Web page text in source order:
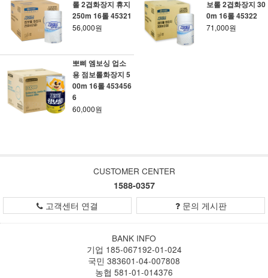
롤 2겹화장지 휴지
250m 16롤 45321
56,000원
보롤 2겹화장지 30
0m 16롤 45322
71,000원
뽀삐 엠보싱 업소
용 점보롤화장지 5
00m 16롤 453456
6
60,000원
CUSTOMER CENTER
1588-0357
고객센터 연결
문의 게시판
BANK INFO
기업 185-067192-01-024
국민 383601-04-007808
농협 581-01-014376